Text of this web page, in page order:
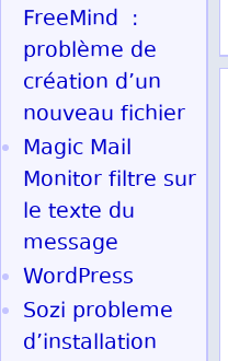
FreeMind :
problème de
création d’un
nouveau fichier
Magic Mail
Monitor filtre sur
le texte du
message
WordPress
Sozi probleme
d’installation